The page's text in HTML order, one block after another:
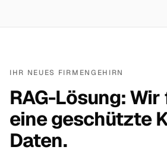
IHR NEUES FIRMENGEHIRN
RAG-Lösung:
eine geschützte
Daten.